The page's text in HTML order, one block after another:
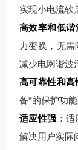
实现小电流软
高效率和低谐
力变换，无需
减少电网谐波
高可靠性和高
备*的保护功
适应性强 ：
解决用户实际